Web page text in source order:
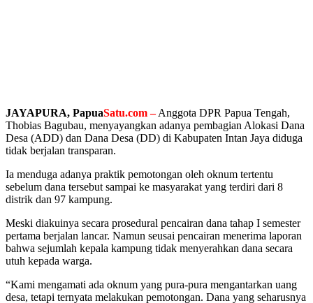
JAYAPURA, PapuaSatu.com –Anggota DPR Papua Tengah,
Thobias Bagubau, menyayangkan adanya pembagian Alokasi Dana
Desa (ADD) dan Dana Desa (DD) di Kabupaten Intan Jaya diduga
tidak berjalan transparan.
Ia menduga adanya praktik pemotongan oleh oknum tertentu
sebelum dana tersebut sampai ke masyarakat yang terdiri dari 8
distrik dan 97 kampung.
Meski diakuinya secara prosedural pencairan dana tahap I semester
pertama berjalan lancar. Namun seusai pencairan menerima laporan
bahwa sejumlah kepala kampung tidak menyerahkan dana secara
utuh kepada warga.
“Kami mengamati ada oknum yang pura-pura mengantarkan uang
desa, tetapi ternyata melakukan pemotongan. Dana yang seharusnya